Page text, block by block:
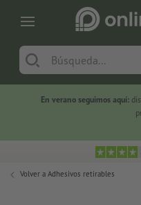
En verano seguimos aquí:
Volver a Adhesivos retirables